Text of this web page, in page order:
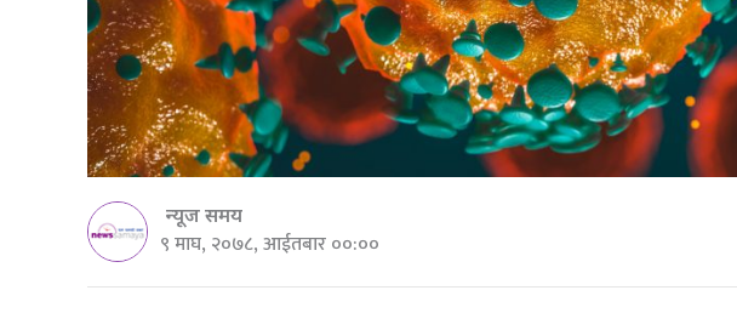
न्यूज समय
९ माघ, २०७८, आईतबार ००:००